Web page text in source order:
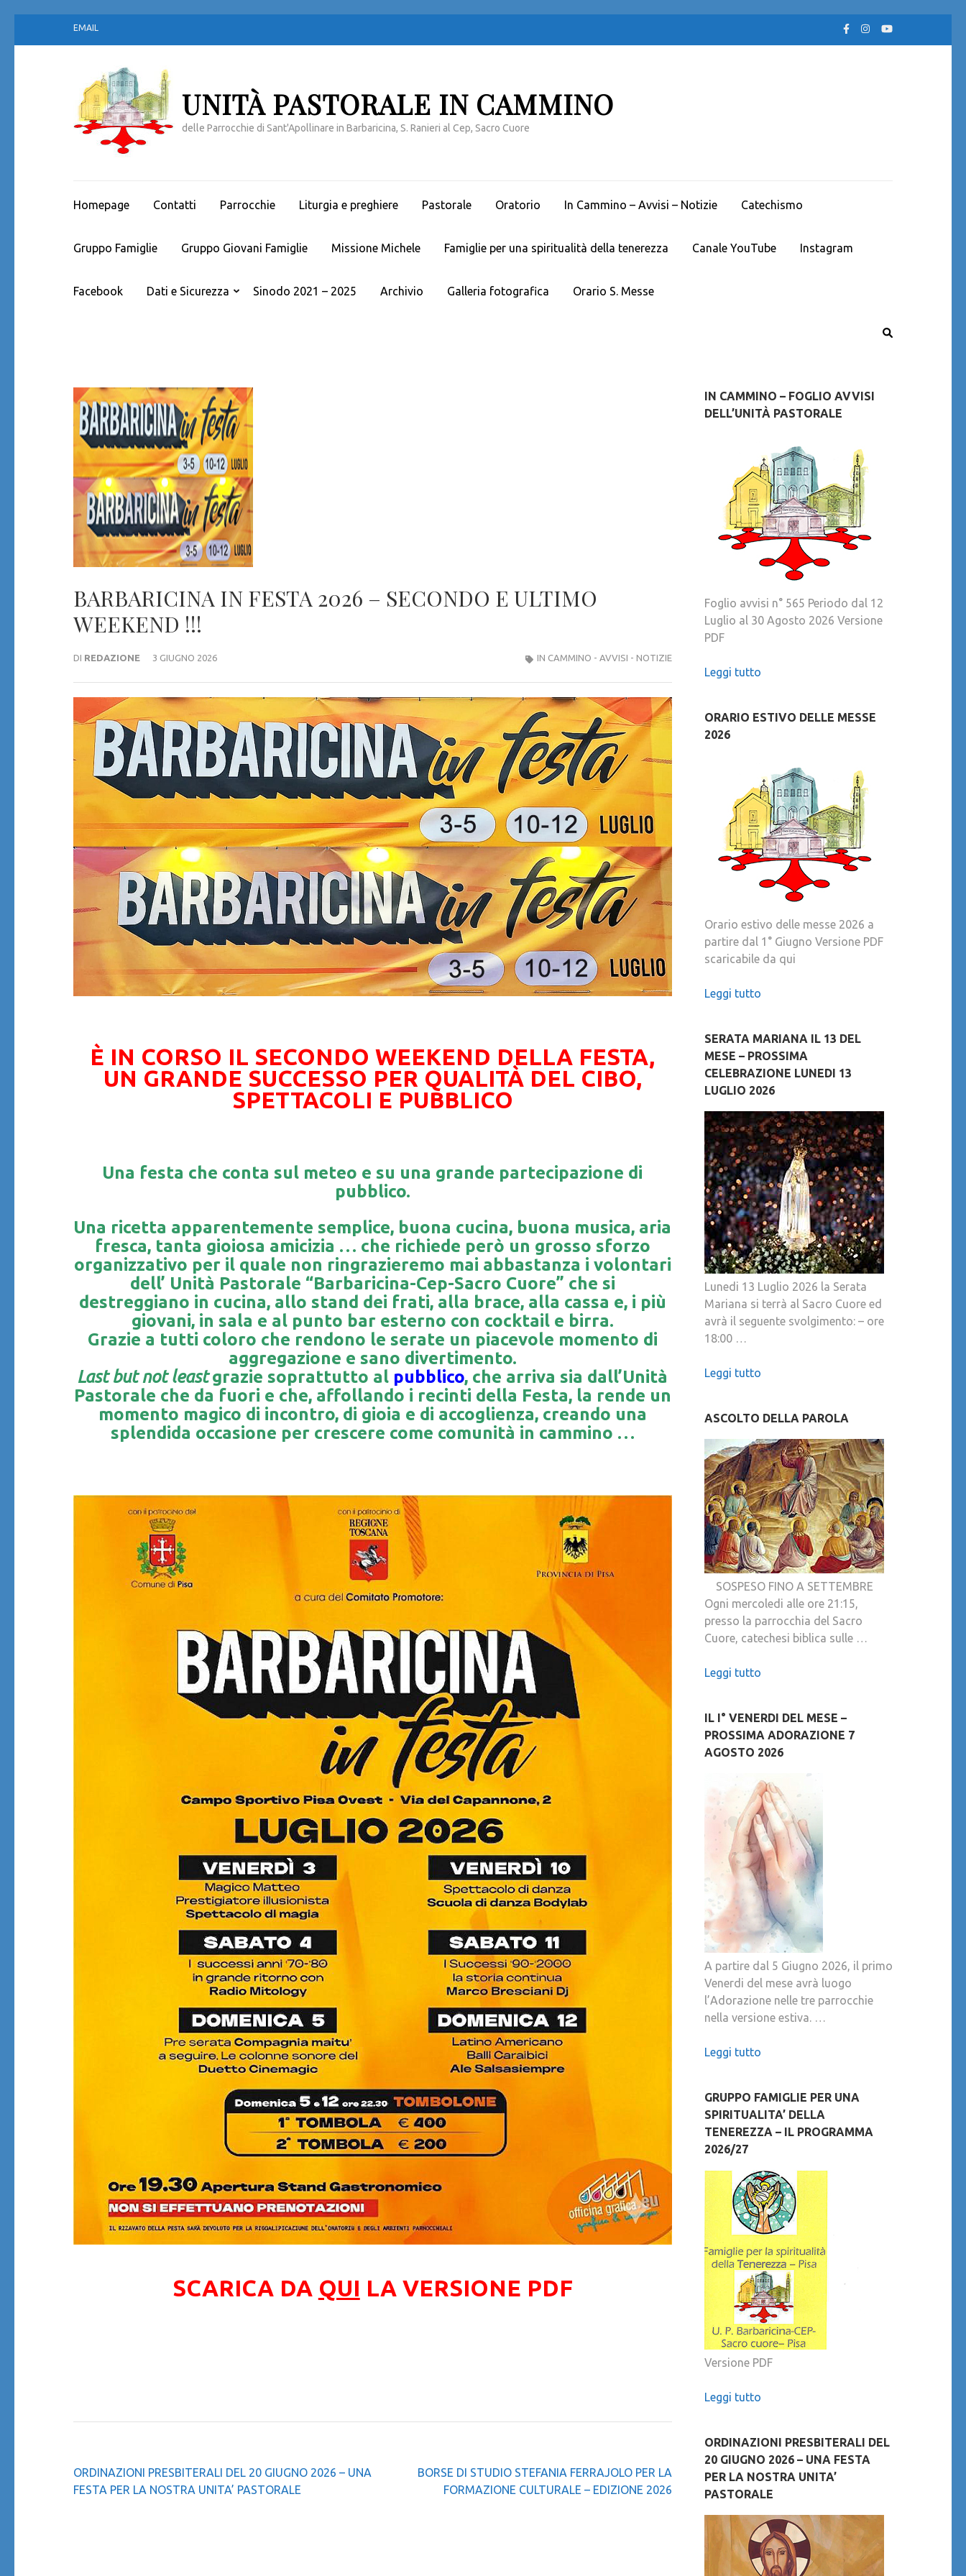
EMAIL
UNITÀ PASTORALE IN CAMMINO
delle Parrocchie di Sant'Apollinare in Barbaricina, S. Ranieri al Cep, Sacro Cuore
Homepage Contatti Parrocchie Liturgia e preghiere Pastorale Oratorio In Cammino – Avvisi – Notizie Catechismo
Gruppo Famiglie Gruppo Giovani Famiglie Missione Michele Famiglie per una spiritualità della tenerezza Canale YouTube Instagram
Facebook Dati e Sicurezza Sinodo 2021 – 2025 Archivio Galleria fotografica Orario S. Messe
BARBARICINA IN FESTA 2026 – SECONDO E ULTIMO
WEEKEND !!!
DI REDAZIONE 3 GIUGNO 2026 IN CAMMINO - AVVISI - NOTIZIE
È IN CORSO IL SECONDO WEEKEND DELLA FESTA,
UN GRANDE SUCCESSO PER QUALITÀ DEL CIBO,
SPETTACOLI E PUBBLICO
Una festa che conta sul meteo e su una grande partecipazione di
pubblico.
Una ricetta apparentemente semplice, buona cucina, buona musica, aria
fresca, tanta gioiosa amicizia … che richiede però un grosso sforzo
organizzativo per il quale non ringrazieremo mai abbastanza i volontari
dell’ Unità Pastorale “Barbaricina-Cep-Sacro Cuore” che si
destreggiano in cucina, allo stand dei frati, alla brace, alla cassa e, i più
giovani, in sala e al punto bar esterno con cocktail e birra.
Grazie a tutti coloro che rendono le serate un piacevole momento di
aggregazione e sano divertimento.
Last but not leastgrazie soprattutto al pubblico, che arriva sia dall’Unità
Pastorale che da fuori e che, affollando i recinti della Festa, la rende un
momento magico di incontro, di gioia e di accoglienza, creando una
splendida occasione per crescere come comunità in cammino …
SCARICA DA QUI LA VERSIONE PDF
Navigazione
articoli
ORDINAZIONI PRESBITERALI DEL 20 GIUGNO 2026 – UNA
FESTA PER LA NOSTRA UNITA’ PASTORALE
BORSE DI STUDIO STEFANIA FERRAJOLO PER LA
FORMAZIONE CULTURALE – EDIZIONE 2026
IN CAMMINO – FOGLIO AVVISI
DELL’UNITÀ PASTORALE
Foglio avvisi n° 565 Periodo dal 12
Luglio al 30 Agosto 2026 Versione
PDF
Leggi tutto
ORARIO ESTIVO DELLE MESSE
2026
Orario estivo delle messe 2026 a
partire dal 1° Giugno Versione PDF
scaricabile da qui
Leggi tutto
SERATA MARIANA IL 13 DEL
MESE – PROSSIMA
CELEBRAZIONE LUNEDI 13
LUGLIO 2026
Lunedi 13 Luglio 2026 la Serata
Mariana si terrà al Sacro Cuore ed
avrà il seguente svolgimento: – ore
18:00 …
Leggi tutto
ASCOLTO DELLA PAROLA
SOSPESO FINO A SETTEMBRE
Ogni mercoledi alle ore 21:15,
presso la parrocchia del Sacro
Cuore, catechesi biblica sulle …
Leggi tutto
IL I° VENERDI DEL MESE –
PROSSIMA ADORAZIONE 7
AGOSTO 2026
A partire dal 5 Giugno 2026, il primo
Venerdi del mese avrà luogo
l’Adorazione nelle tre parrocchie
nella versione estiva. …
Leggi tutto
GRUPPO FAMIGLIE PER UNA
SPIRITUALITA’ DELLA
TENEREZZA – IL PROGRAMMA
2026/27
Versione PDF
Leggi tutto
ORDINAZIONI PRESBITERALI DEL
20 GIUGNO 2026 – UNA FESTA
PER LA NOSTRA UNITA’
PASTORALE